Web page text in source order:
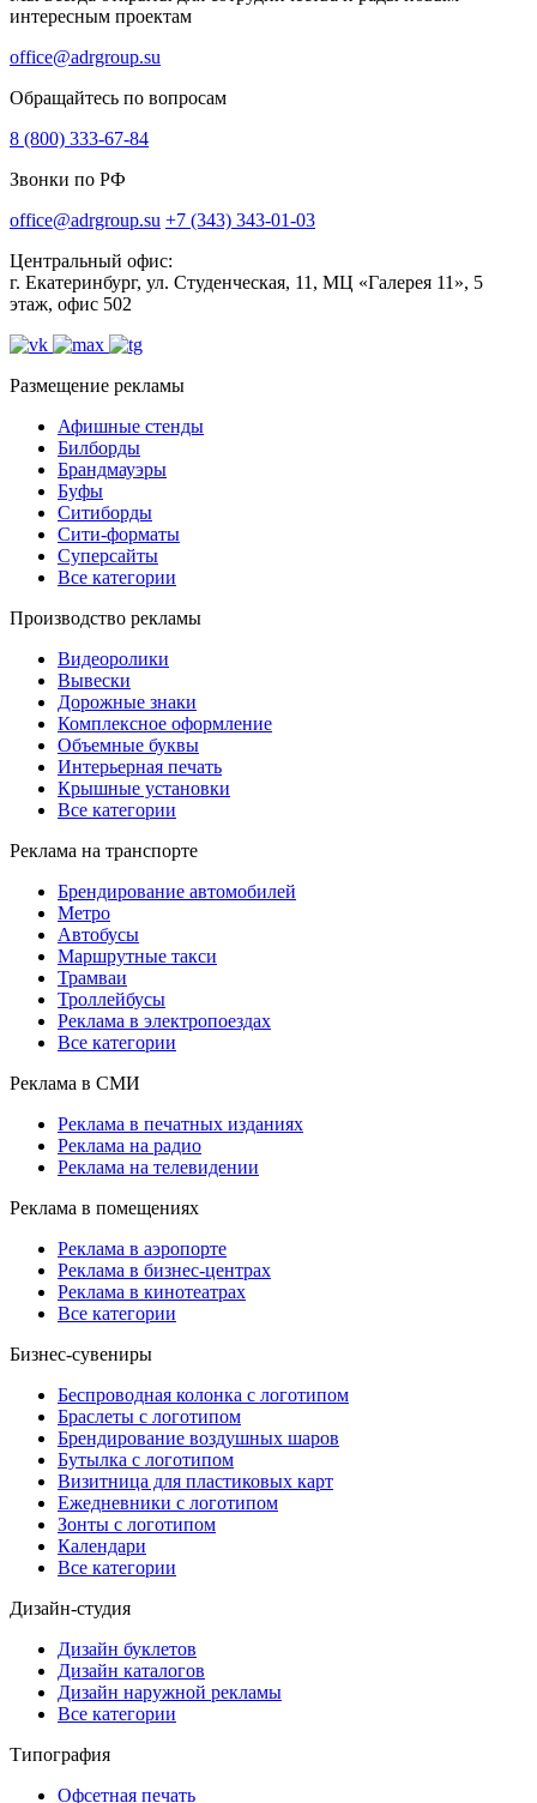
интересным проектам
office@adrgroup.su
Обращайтесь по вопросам
8 (800) 333-67-84
Звонки по РФ
office@adrgroup.su +7 (343) 343-01-03
Центральный офис:
г. Екатеринбург, ул. Студенческая, 11, МЦ «Галерея 11», 5
этаж, офис 502
Размещение рекламы
Афишные стенды
Билборды
Брандмауэры
Буфы
Ситиборды
Сити-форматы
Суперсайты
Все категории
Производство рекламы
Видеоролики
Вывески
Дорожные знаки
Комплексное оформление
Объемные буквы
Интерьерная печать
Крышные установки
Все категории
Реклама на транспорте
Брендирование автомобилей
Метро
Автобусы
Маршрутные такси
Трамваи
Троллейбусы
Реклама в электропоездах
Все категории
Реклама в СМИ
Реклама в печатных изданиях
Реклама на радио
Реклама на телевидении
Реклама в помещениях
Реклама в аэропорте
Реклама в бизнес-центрах
Реклама в кинотеатрах
Все категории
Бизнес-сувениры
Беспроводная колонка с логотипом
Браслеты с логотипом
Брендирование воздушных шаров
Бутылка с логотипом
Визитница для пластиковых карт
Ежедневники с логотипом
Зонты с логотипом
Календари
Все категории
Дизайн-студия
Дизайн буклетов
Дизайн каталогов
Дизайн наружной рекламы
Все категории
Типография
Офсетная печать